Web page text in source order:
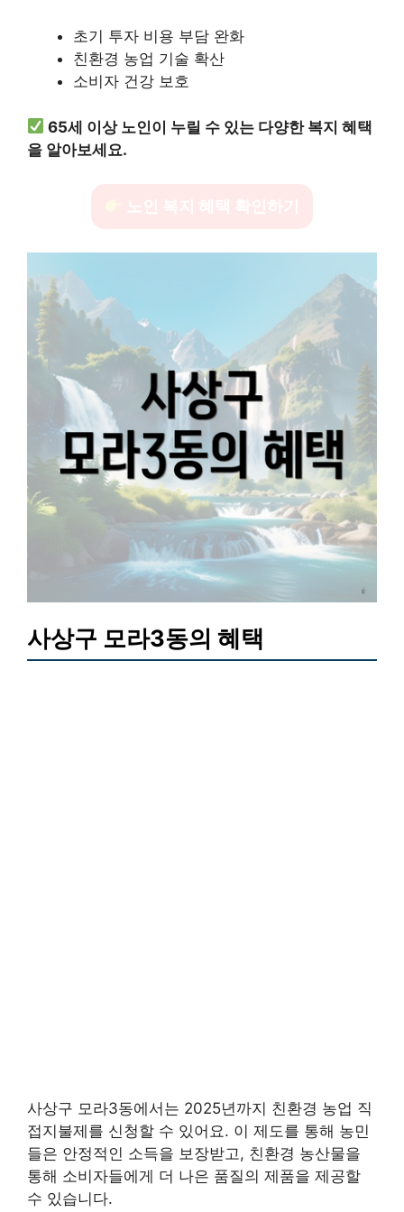
초기 투자 비용 부담 완화
친환경 농업 기술 확산
소비자 건강 보호
65세 이상 노인이 누릴 수 있는 다양한 복지 혜택
을 알아보세요.
사상구 모라3동의 혜택
사상구 모라3동에서는 2025년까지 친환경 농업 직
접지불제를 신청할 수 있어요. 이 제도를 통해 농민
들은 안정적인 소득을 보장받고, 친환경 농산물을
통해 소비자들에게 더 나은 품질의 제품을 제공할
수 있습니다.